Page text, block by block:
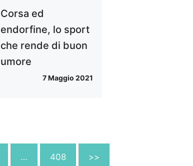
Corsa ed
endorfine, lo sport
che rende di buon
umore
7 Maggio 2021
… 408 >>